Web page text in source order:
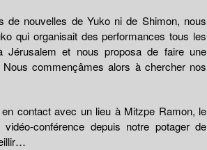
de nouvelles de Yuko ni de Shimon, nous
qui organisait des performances tous les
et nous proposa de faire une
commençâmes alors à chercher nos
contact avec un lieu à Mitzpe Ramon, le
conférence depuis notre potager de